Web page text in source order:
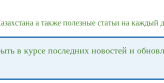
а также полезные статьи на каждый
в курсе последних новостей и